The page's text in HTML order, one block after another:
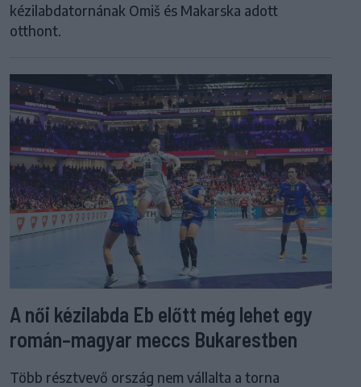
kézilabdatornának Omiš és Makarska adott
otthont.
A női kézilabda Eb előtt még lehet egy
román–magyar meccs Bukarestben
Több résztvevő ország nem vállalta a torna